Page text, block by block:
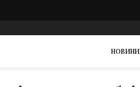
НОВИНИ